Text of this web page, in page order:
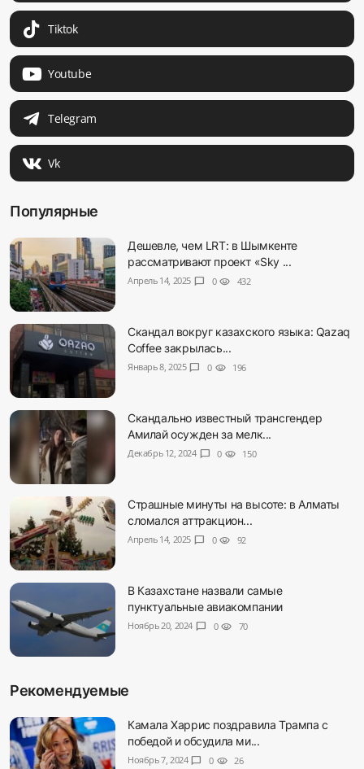
Tiktok
Youtube
Telegram
Vk
Популярные
Дешевле, чем LRT: в Шымкенте
рассматривают проект «Sky ...
Апрель 14, 2025 chat_bubble 0 visibility 432
Скандал вокруг казахского языка: Qazaq
Coffee закрылась...
Январь 8, 2025 chat_bubble 0 visibility 196
Скандально известный трансгендер
Амилай осужден за мелк...
Декабрь 12, 2024 chat_bubble 0 visibility 150
Страшные минуты на высоте: в Алматы
сломался аттракцион...
Апрель 14, 2025 chat_bubble 0 visibility 92
В Казахстане назвали самые
пунктуальные авиакомпании
Ноябрь 20, 2024 chat_bubble 0 visibility 70
Рекомендуемые
Камала Харрис поздравила Трампа с
победой и обсудила ми...
Ноябрь 7, 2024 chat_bubble 0 visibility 26